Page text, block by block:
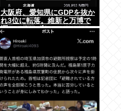
大阪府、愛知県にGDPを抜か
れ3位に転落。維新と万博で
潤ってるはずじゃ…